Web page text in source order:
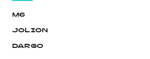
M6
JOLION
DARGO